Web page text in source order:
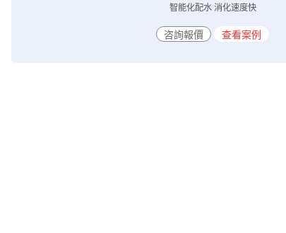
智能化配水 消化速度快
咨詢報價 查看案例